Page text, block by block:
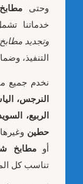
وحتى
خدماتنا
وتجديد مطابخ
التنفيذ،
نخدم جميع
النرجس،
الربيع،
حطين
أومطابخ
تناسب كل